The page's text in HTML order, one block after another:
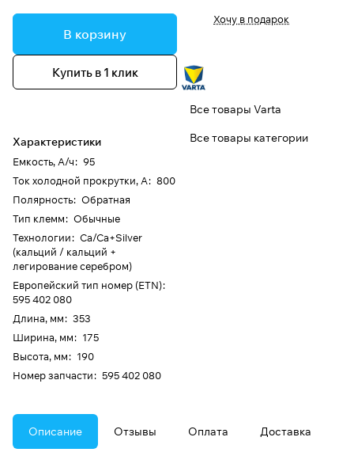
В корзину
Купить в 1 клик
Характеристики
Емкость, А/ч: 95
Ток холодной прокрутки, А: 800
Полярность: Обратная
Тип клемм: Обычные
Технологии: Ca/Ca+Silver
(кальций / кальций +
легирование серебром)
Европейский тип номер (ETN):
595 402 080
Длина, мм: 353
Ширина, мм: 175
Высота, мм: 190
Номер запчасти: 595 402 080
Хочу в подарок
Все товары Varta
Все товары категории
Описание Отзывы Оплата Доставка